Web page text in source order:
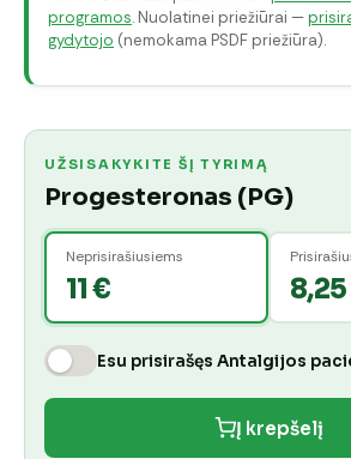
programos. Nuolatinei priežiūrai —
gydytojo (nemokama PSDF priežiūra).
UŽSISAKYKITE ŠĮ TYRIMĄ
Progesteronas (PG)
Neprisirašiusiems
11 €
Esu prisirašęs Antalgijos
Į krepšelį